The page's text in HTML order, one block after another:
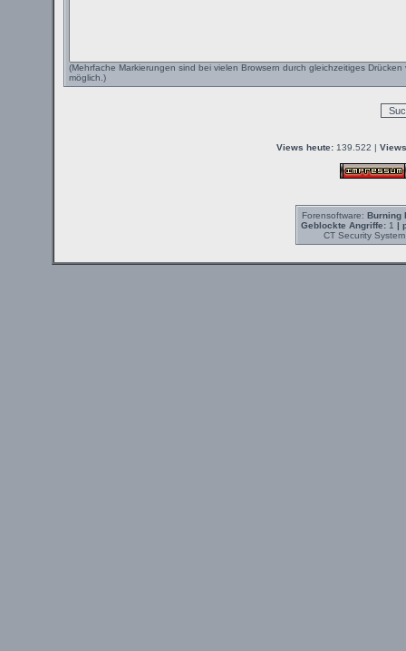
(Mehrfache Markierungen sind bei vielen Browsern durch gleichzeitiges Drücken
möglich.)
Views heute:139.522 |
Forensoftware: Burning
Geblockte Angriffe:1 |
CT Security